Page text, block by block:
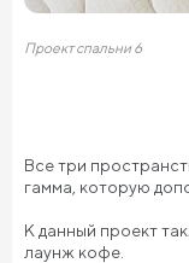
Проект спальни 6
Все три
гамма, которую
К данный проект
лаунж кофе.